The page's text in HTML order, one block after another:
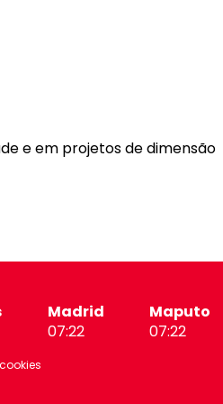
e em projetos de dimensão
Madrid
07:22
Maputo
07:22